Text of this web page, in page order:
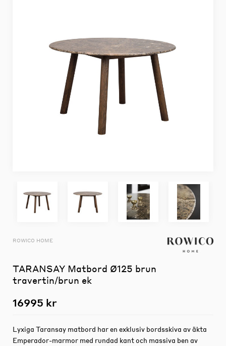
ROWICO HOME
TARANSAY Matbord Ø125 brun
travertin/brun ek
16995 kr
Lyxiga Taransay matbord har en exklusiv bordsskiva av äkta
Emperador-marmor med rundad kant och massiva ben av